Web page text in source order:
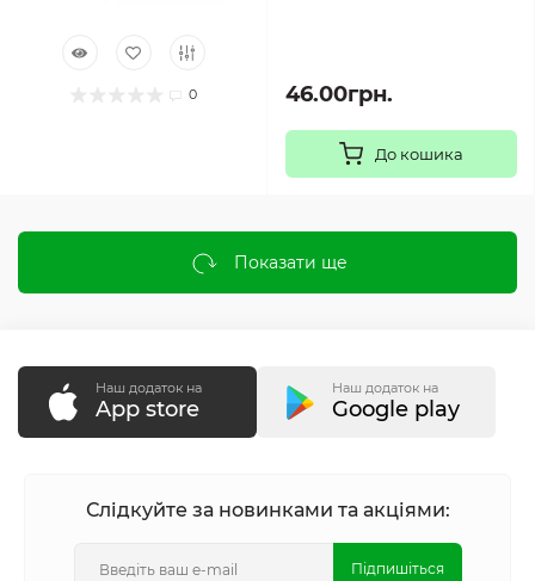
0 46.00грн.
До кошика
Показати ще
Наш додаток на
App store
Наш додаток на
Google play
Слідкуйте за новинками та акціями:
Підпишіться